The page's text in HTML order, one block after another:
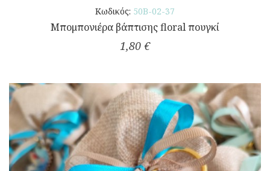
Κωδικός: 50Β-02-37
Μπομπονιέρα βάπτισης floral πουγκί
1,80 €